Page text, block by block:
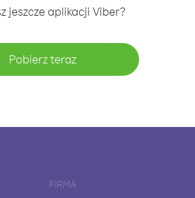
jeszcze aplikacji Viber?
Pobierz teraz
FIRMA